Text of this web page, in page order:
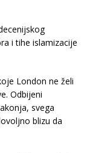
i tihe islamizacije
London ne želi
Odbijeni
svega
blizu da